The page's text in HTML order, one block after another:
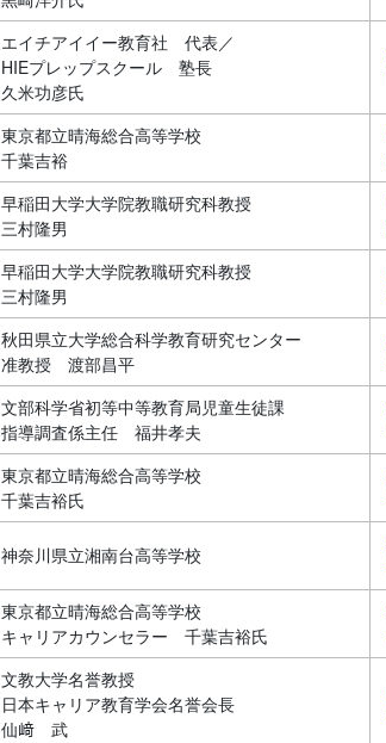
エイチアイイー教育社 代表／
HIEプレップスクール 塾長
久米功彦氏
東京都立晴海総合高等学校
千葉吉裕
早稲田大学大学院教職研究科教授
三村隆男
早稲田大学大学院教職研究科教授
三村隆男
秋田県立大学総合科学教育研究センター
准教授 渡部昌平
文部科学省初等中等教育局児童生徒課
指導調査係主任 福井孝夫
東京都立晴海総合高等学校
千葉吉裕氏
神奈川県立湘南台高等学校
東京都立晴海総合高等学校
キャリアカウンセラー 千葉吉裕氏
文教大学名誉教授
日本キャリア教育学会名誉会長
仙﨑 武